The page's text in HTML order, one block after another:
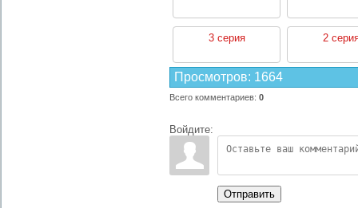
3 серия 2
Просмотров: 1664
Всего комментариев: 0
Войдите:
Отправить